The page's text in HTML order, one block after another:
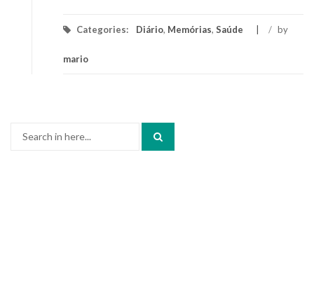
Categories: Diário, Memórias, Saúde / by
mario